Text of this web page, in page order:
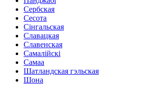
Сербская
Сесота
Сінгальская
Славацкая
Славенская
Самалійскі
Самаа
Шатландская гэльская
Шона